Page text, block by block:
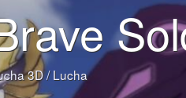
3D/Lucha